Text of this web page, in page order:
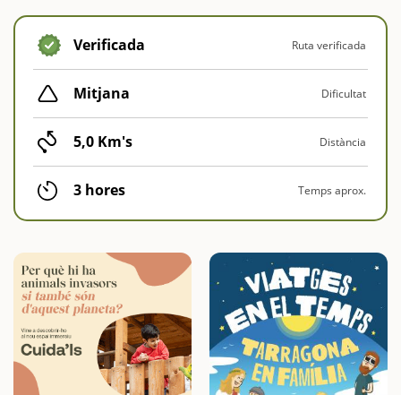
Verificada Ruta verificada
Mitjana Dificultat
5,0 Km's Distància
3 hores Temps aprox.